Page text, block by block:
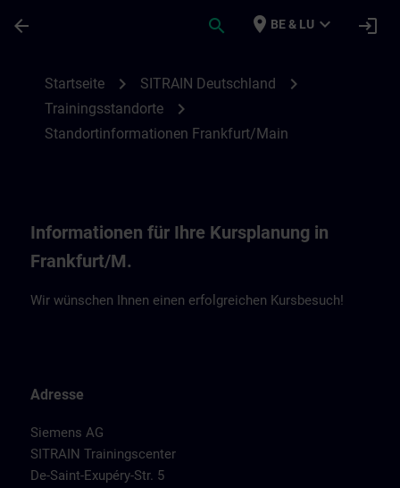
arrow_back search place BE & LU expand_more login
Startseite chevron_right SITRAIN Deutschland chevron_right
Trainingsstandorte chevron_right
Standortinformationen Frankfurt/Main
Informationen für Ihre Kursplanung in
Frankfurt/M.
Wir wünschen Ihnen einen erfolgreichen Kursbesuch!
Adresse
Siemens AG
SITRAIN Trainingscenter
De-Saint-Exupéry-Str. 5